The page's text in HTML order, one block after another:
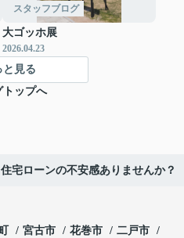
スタッフブログ
大ゴッホ展
2026.04.23
と見る
トップへ
住宅ローンの不安感ありませんか？
宮古市 花巻市
二戸市